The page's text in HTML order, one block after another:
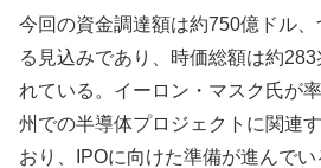
今回の資金調達額は約750億ドル
る見込みであり、時価総額は約
れている。イーロン・マスク氏が
州での半導体プロジェクトに関連
おり、IPOに向けた準備が進んでい